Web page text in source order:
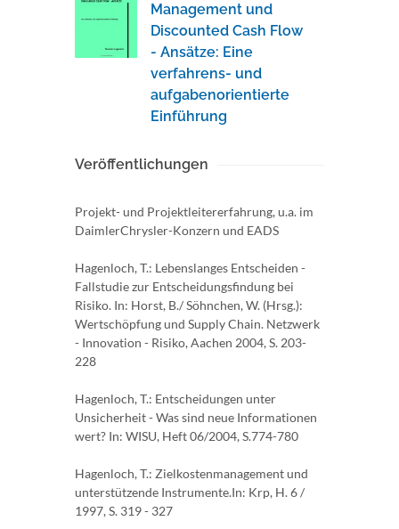
Management und
Discounted Cash Flow
- Ansätze: Eine
verfahrens- und
aufgabenorientierte
Einführung
Veröffentlichungen
Projekt- und Projektleitererfahrung, u.a. im
DaimlerChrysler-Konzern und EADS
Hagenloch, T.: Lebenslanges Entscheiden -
Fallstudie zur Entscheidungsfindung bei
Risiko. In: Horst, B./ Söhnchen, W. (Hrsg.):
Wertschöpfung und Supply Chain. Netzwerk
- Innovation - Risiko, Aachen 2004, S. 203-
228
Hagenloch, T.: Entscheidungen unter
Unsicherheit - Was sind neue Informationen
wert? In: WISU, Heft 06/2004, S.774-780
Hagenloch, T.: Zielkostenmanagement und
unterstützende Instrumente.In: Krp, H. 6 /
1997, S. 319 - 327